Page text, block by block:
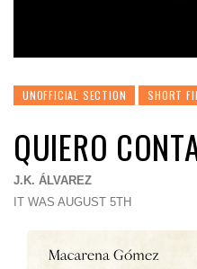
UNOFFICIAL SECTION SHORT
QUIERO
J.K. ÁLVAREZ
IT WAS AUGUST 5TH